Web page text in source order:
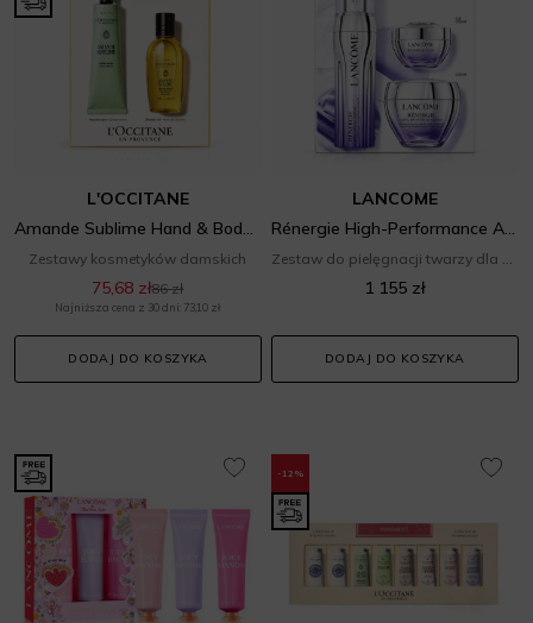
L'OCCITANE
Amande Sublime Hand & Body Duo Set
Zestawy kosmetyków damskich
75,68 zł86 zł
Najniższa cena z 30 dni: 73,10 zł
DODAJ DO KOSZYKA
LANCOME
Rénergie High-Performance Anti-Aging Skincare Program
1 155 zł
DODAJ DO KOSZYKA
-12%